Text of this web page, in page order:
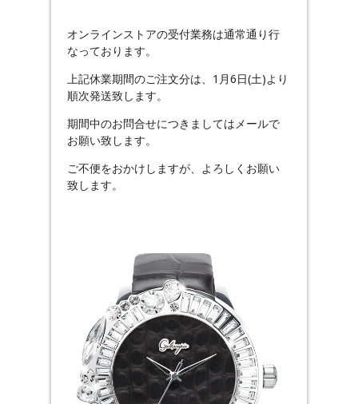
オンラインストアの受付業務は通常通り行
なっております。
上記休業期間のご注文分は、1月6日(土)より
順次発送致します。
期間中のお問合せにつきましてはメールで
お願い致します。
ご不便をおかけしますが、よろしくお願い
致します。